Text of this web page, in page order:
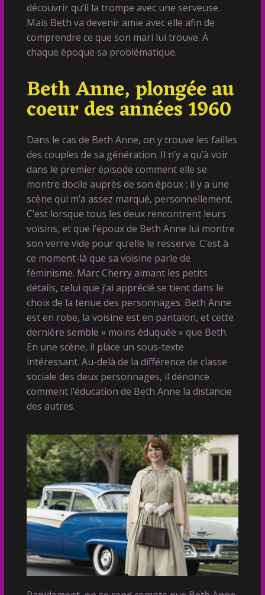
découvrir qu’il la trompe avec une serveuse.
Mais Beth va devenir amie avec elle afin de
comprendre ce que son mari lui trouve. À
chaque époque sa problématique.
Beth Anne, plongée au
coeur des années 1960
Dans le cas de Beth Anne, on y trouve les failles
des couples de sa génération. Il n’y a qu’à voir
dans le premier épisode comment elle se
montre docile auprès de son époux ; il y a une
scène qui m’a assez marqué, personnellement.
C’est lorsque tous les deux rencontrent leurs
voisins, et que l’époux de Beth Anne lui montre
son verre vide pour qu’elle le resserve. C’est à
ce moment-là que sa voisine parle de
féminisme. Marc Cherry aimant les petits
détails, celui que j’ai apprécié se tient dans le
choix de la tenue des personnages. Beth Anne
est en robe, la voisine est en pantalon, et cette
dernière semble « moins éduquée » que Beth.
En une scène, il place un sous-texte
intéressant. Au-delà de la différence de classe
sociale des deux personnages, il dénonce
comment l’éducation de Beth Anne la distancie
des autres.